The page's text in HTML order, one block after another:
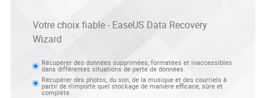
Votre choix fiable - EaseUS Data Recovery
Wizard
Récupérer des données supprimées, formatées et inaccessibles
dans différentes situations de perte de données.
Récupérer des photos, du son, de la musique et des courriels à
partir de n'importe quel stockage de manière efficace, sûre et
complète.